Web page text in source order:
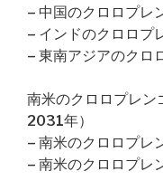
– 中国のクロロプレ
– インドのクロロプ
– 東南アジアのクロ
南米のクロロプレン
2031年）
– 南米のクロロプレ
– 南米のクロロプレ